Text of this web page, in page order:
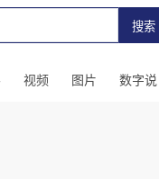
搜索
视频 图片 数字说